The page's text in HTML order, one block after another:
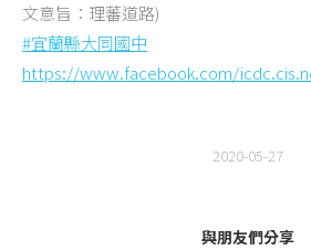
文意旨：理蕃道路)
#宜蘭縣大同國中
https://www.facebook.com/
2020-05-27
與朋友們分享